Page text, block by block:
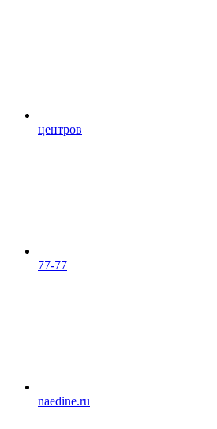
центров
77-77
naedine.ru